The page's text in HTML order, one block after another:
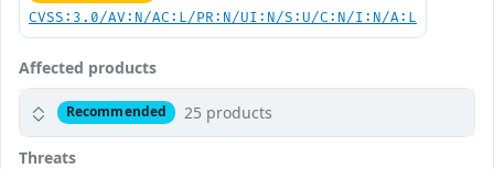
CVSS:3.0/AV:N/AC:L/PR:N/UI:N/S:U/C:N/I:N/A:L
Affected products
Recommended 25 products
Threats